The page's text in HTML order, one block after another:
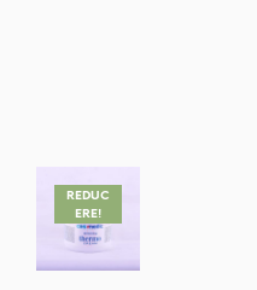
REDUC
ERE!